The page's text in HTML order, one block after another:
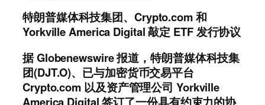
特朗普媒体科技集团、Crypto.com 和
Yorkville America Digital 敲定 ETF 发行协议
据 Globenewswire 报道，特朗普媒体科技集
团(DJT.O)、已与加密货币交易平台
Crypto.com 以及资产管理公司 Yorkville
America Digital 签订了一份具有约束力的协